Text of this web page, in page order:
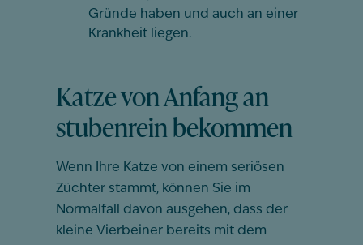
Gründe haben und auch an einer
Krankheit liegen.
Katze von Anfang an
stubenrein bekommen
Wenn Ihre Katze von einem seriösen
Züchter stammt, können Sie im
Normalfall davon ausgehen, dass der
kleine Vierbeiner bereits mit dem